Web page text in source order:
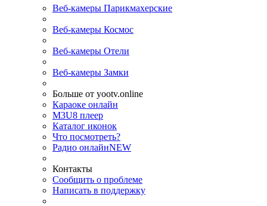
Веб-камеры Парикмахерские
Веб-камеры Космос
Веб-камеры Отели
Веб-камеры Замки
Больше от yootv.online
Караоке онлайн
M3U8 плеер
Каталог иконок
Что посмотреть?
Радио онлайнNEW
Контакты
Сообщить о проблеме
Написать в поддержку